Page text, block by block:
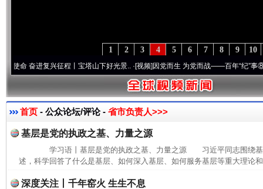
10
9
8
7
6
5
4
3
2
1
奋进复兴征程丨宝塔山下好光景..·[视频]因党而生 为党而战——百年“纪”事⑧加强纪
首页 - 公众论坛/评论 - 省市负责人>>>
基层是党的执政之基、力量之源
学习语丨基层是党的执政之基、力量之源 习近平同志围绕基
述，科学回答了什么是基层、如何深入基层、如何服务基层等重大理论
深度关注丨千年窑火 生生不息